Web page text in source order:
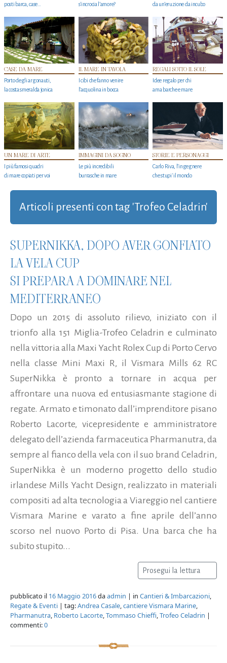
posti barca, case…
s'incrocia l’amore?
da un’eruzione da incubo
CASE DA MARE
Porto degli argonauti,
la costa smeralda jonica
IL MARE IN TAVOLA
I cibi che fanno venire
l’acquolina in bocca
REGALI SOTTO IL SOLE
Idee regalo per chi
ama barche e mare
UN MARE DI ARTE
I più famosi quadri
di mare copiati per voi
IMMAGINI DA SOGNO
Le più incredibili
burrasche in mare
STORIE E PERSONAGGI
Carlo Riva, l’ingegnere
che stupi' il mondo
Articoli presenti con tag 'Trofeo Celadrin'
SUPERNIKKA, DOPO AVER GONFIATO
LA VELA CUP
SI PREPARA A DOMINARE NEL
MEDITERRANEO
Dopo un 2015 di assoluto rilievo, iniziato con il
trionfo alla 151 Miglia-Trofeo Celadrin e culminato
nella vittoria alla Maxi Yacht Rolex Cup di Porto Cervo
nella classe Mini Maxi R, il Vismara Mills 62 RC
SuperNikka è pronto a tornare in acqua per
affrontare una nuova ed entusiasmante stagione di
regate. Armato e timonato dall’imprenditore pisano
Roberto Lacorte, vicepresidente e amministratore
delegato dell’azienda farmaceutica Pharmanutra, da
sempre al fianco della vela con il suo brand Celadrin,
SuperNikka è un moderno progetto dello studio
irlandese Mills Yacht Design, realizzato in materiali
compositi ad alta tecnologia a Viareggio nel cantiere
Vismara Marine e varato a fine aprile dell’anno
scorso nel nuovo Porto di Pisa. Una barca che ha
subito stupito...
Prosegui la lettura
pubblicato il 16 Maggio 2016daadmin | in Cantieri & Imbarcazioni,
Regate & Eventi | tag:Andrea Casale,cantiere Vismara Marine,
Pharmanutra, Roberto Lacorte,Tommaso Chieffi,Trofeo Celadrin |
commenti:0